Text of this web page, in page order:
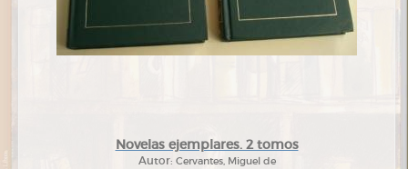
Novelas ejemplares. 2 tomos
Autor: Cervantes, Miguel de